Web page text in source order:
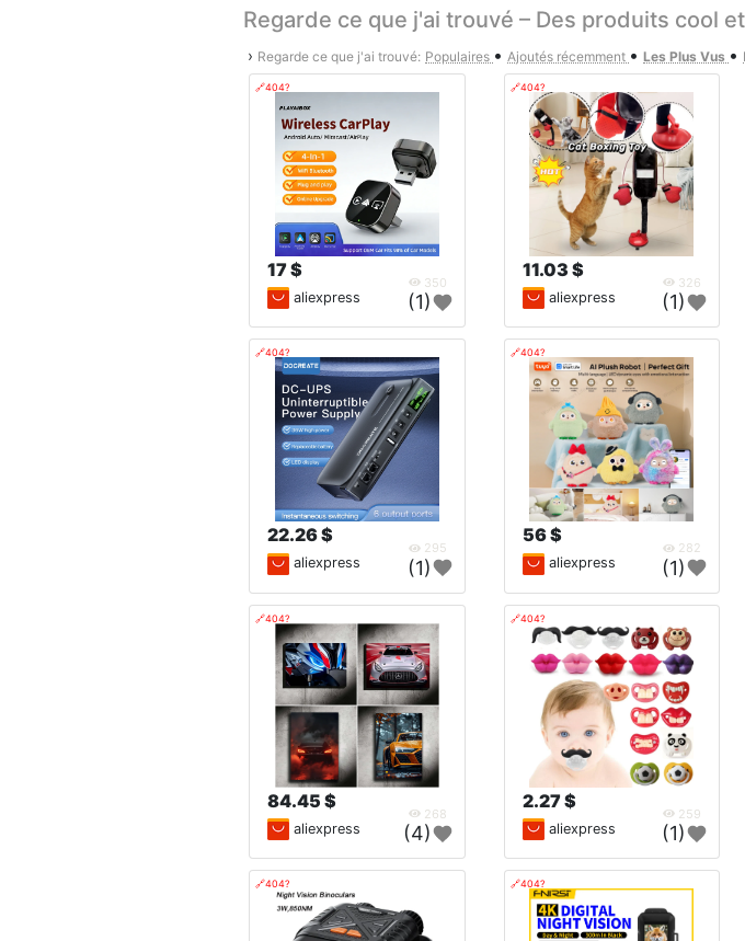
Regarde ce que j'ai trouvé – Des produits cool
› Regarde ce que j'ai trouvé: Populaires • Ajoutés récemment • Les Plus Vus •
🔗404?
17 $
350
aliexpress (1)
🔗404?
11.03 $
326
aliexpress (1)
🔗404?
22.26 $
295
aliexpress (1)
🔗404?
56 $
282
aliexpress (1)
🔗404?
84.45 $
268
aliexpress (4)
🔗404?
2.27 $
259
aliexpress (1)
🔗404? 🔗404?